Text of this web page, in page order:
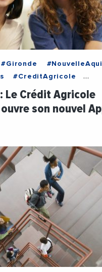
#Gironde
#CreditAgricole
Le Crédit Agricole
son nouvel